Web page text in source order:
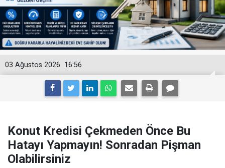
16:56
03 Ağustos 2026
Konut Kredisi Çekmeden Önce Bu
Hatayı Yapmayın! Sonradan Pişman
Olabilirsiniz